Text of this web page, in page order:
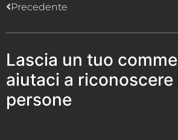
Precedente
Lascia un tuo
aiutaci a riconoscere
persone